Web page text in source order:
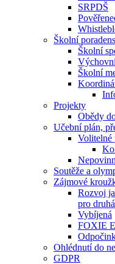
SRPDŠ
Školní
Školní
Školní
Projekty
Obědy
Učební plán,
Volitelné
Soutěže a
Zájmové
Rozvoj
pro
Vybíjená
FOXIE
Ohlédnutí do
GDPR